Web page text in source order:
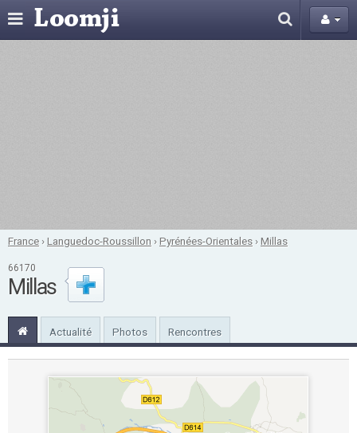
France ›Languedoc-Roussillon ›Pyrénées-Orientales ›Millas
66170
Millas
Actualité Photos Rencontres